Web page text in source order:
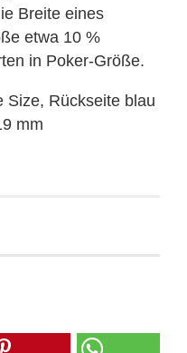
Breite eines
etwa 10 %
in Poker-Größe.
Size, Rückseite blau
mm